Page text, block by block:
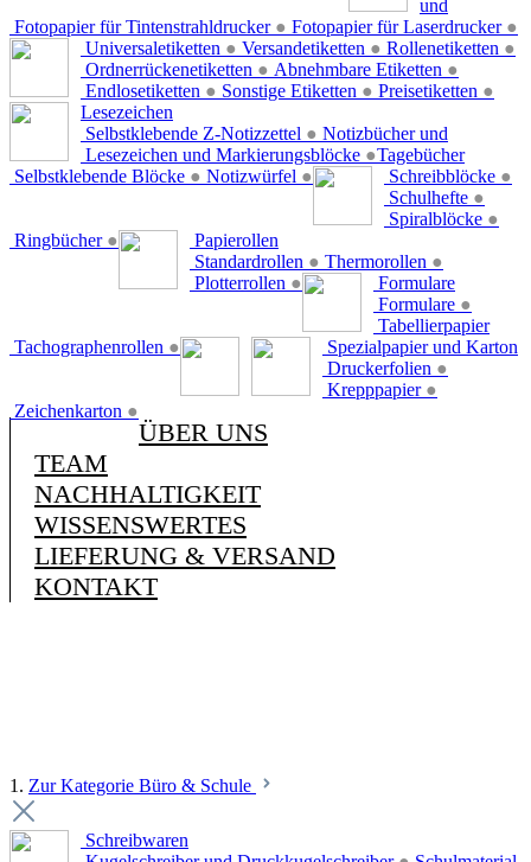
Fotopapier für Tintenstrahldrucker ● Fotopapier für Laserdrucker ●
Universaletiketten ● Versandetiketten ● Rollenetiketten ●
Ordnerrückenetiketten ● Abnehmbare Etiketten ●
Endlosetiketten ● Sonstige Etiketten ● Preisetiketten ●
und
Lesezeichen
Selbstklebende Z-Notizzettel ●
Lesezeichen und Markierungsblöcke ●
Selbstklebende Blöcke ● Notizwürfel ●
Notizbücher und
Tagebücher
Schreibblöcke ●
Schulhefte ●
Spiralblöcke ●
Ringbücher ●
Papierollen
Standardrollen ● Thermorollen ●
Plotterrollen ●
Formulare
Formulare ●
Tachographenrollen ●
Tabellierpapier
Spezialpapier und Karton
Druckerfolien ●
Krepppapier ●
Zeichenkarton ●
ÜBER UNS
TEAM
NACHHALTIGKEIT
WISSENSWERTES
LIEFERUNG & VERSAND
KONTAKT
1. Zur Kategorie Büro & Schule
Schreibwaren